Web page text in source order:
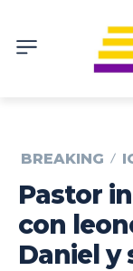
BREAKING
Pastor
con
Daniel y